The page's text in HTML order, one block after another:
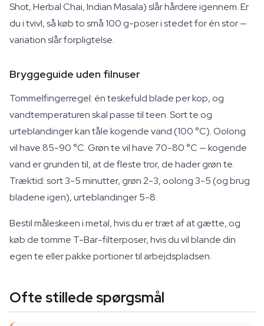
Shot, Herbal Chai, Indian Masala) slår hårdere igennem. Er
du i tvivl, så køb to små 100 g-poser i stedet for én stor —
variation slår forpligtelse.
Bryggeguide uden filnuser
Tommelfingerregel: én teskefuld blade per kop, og
vandtemperaturen skal passe til teen. Sort te og
urteblandinger kan tåle kogende vand (100 °C). Oolong
vil have 85-90 °C. Grøn te vil have 70-80 °C — kogende
vand er grunden til, at de fleste tror, de hader grøn te.
Træktid: sort 3-5 minutter, grøn 2-3, oolong 3-5 (og brug
bladene igen), urteblandinger 5-8.
Bestil måleskeen i metal, hvis du er træt af at gætte, og
køb de tomme T-Bar-filterposer, hvis du vil blande din
egen te eller pakke portioner til arbejdspladsen.
Ofte stillede spørgsmål